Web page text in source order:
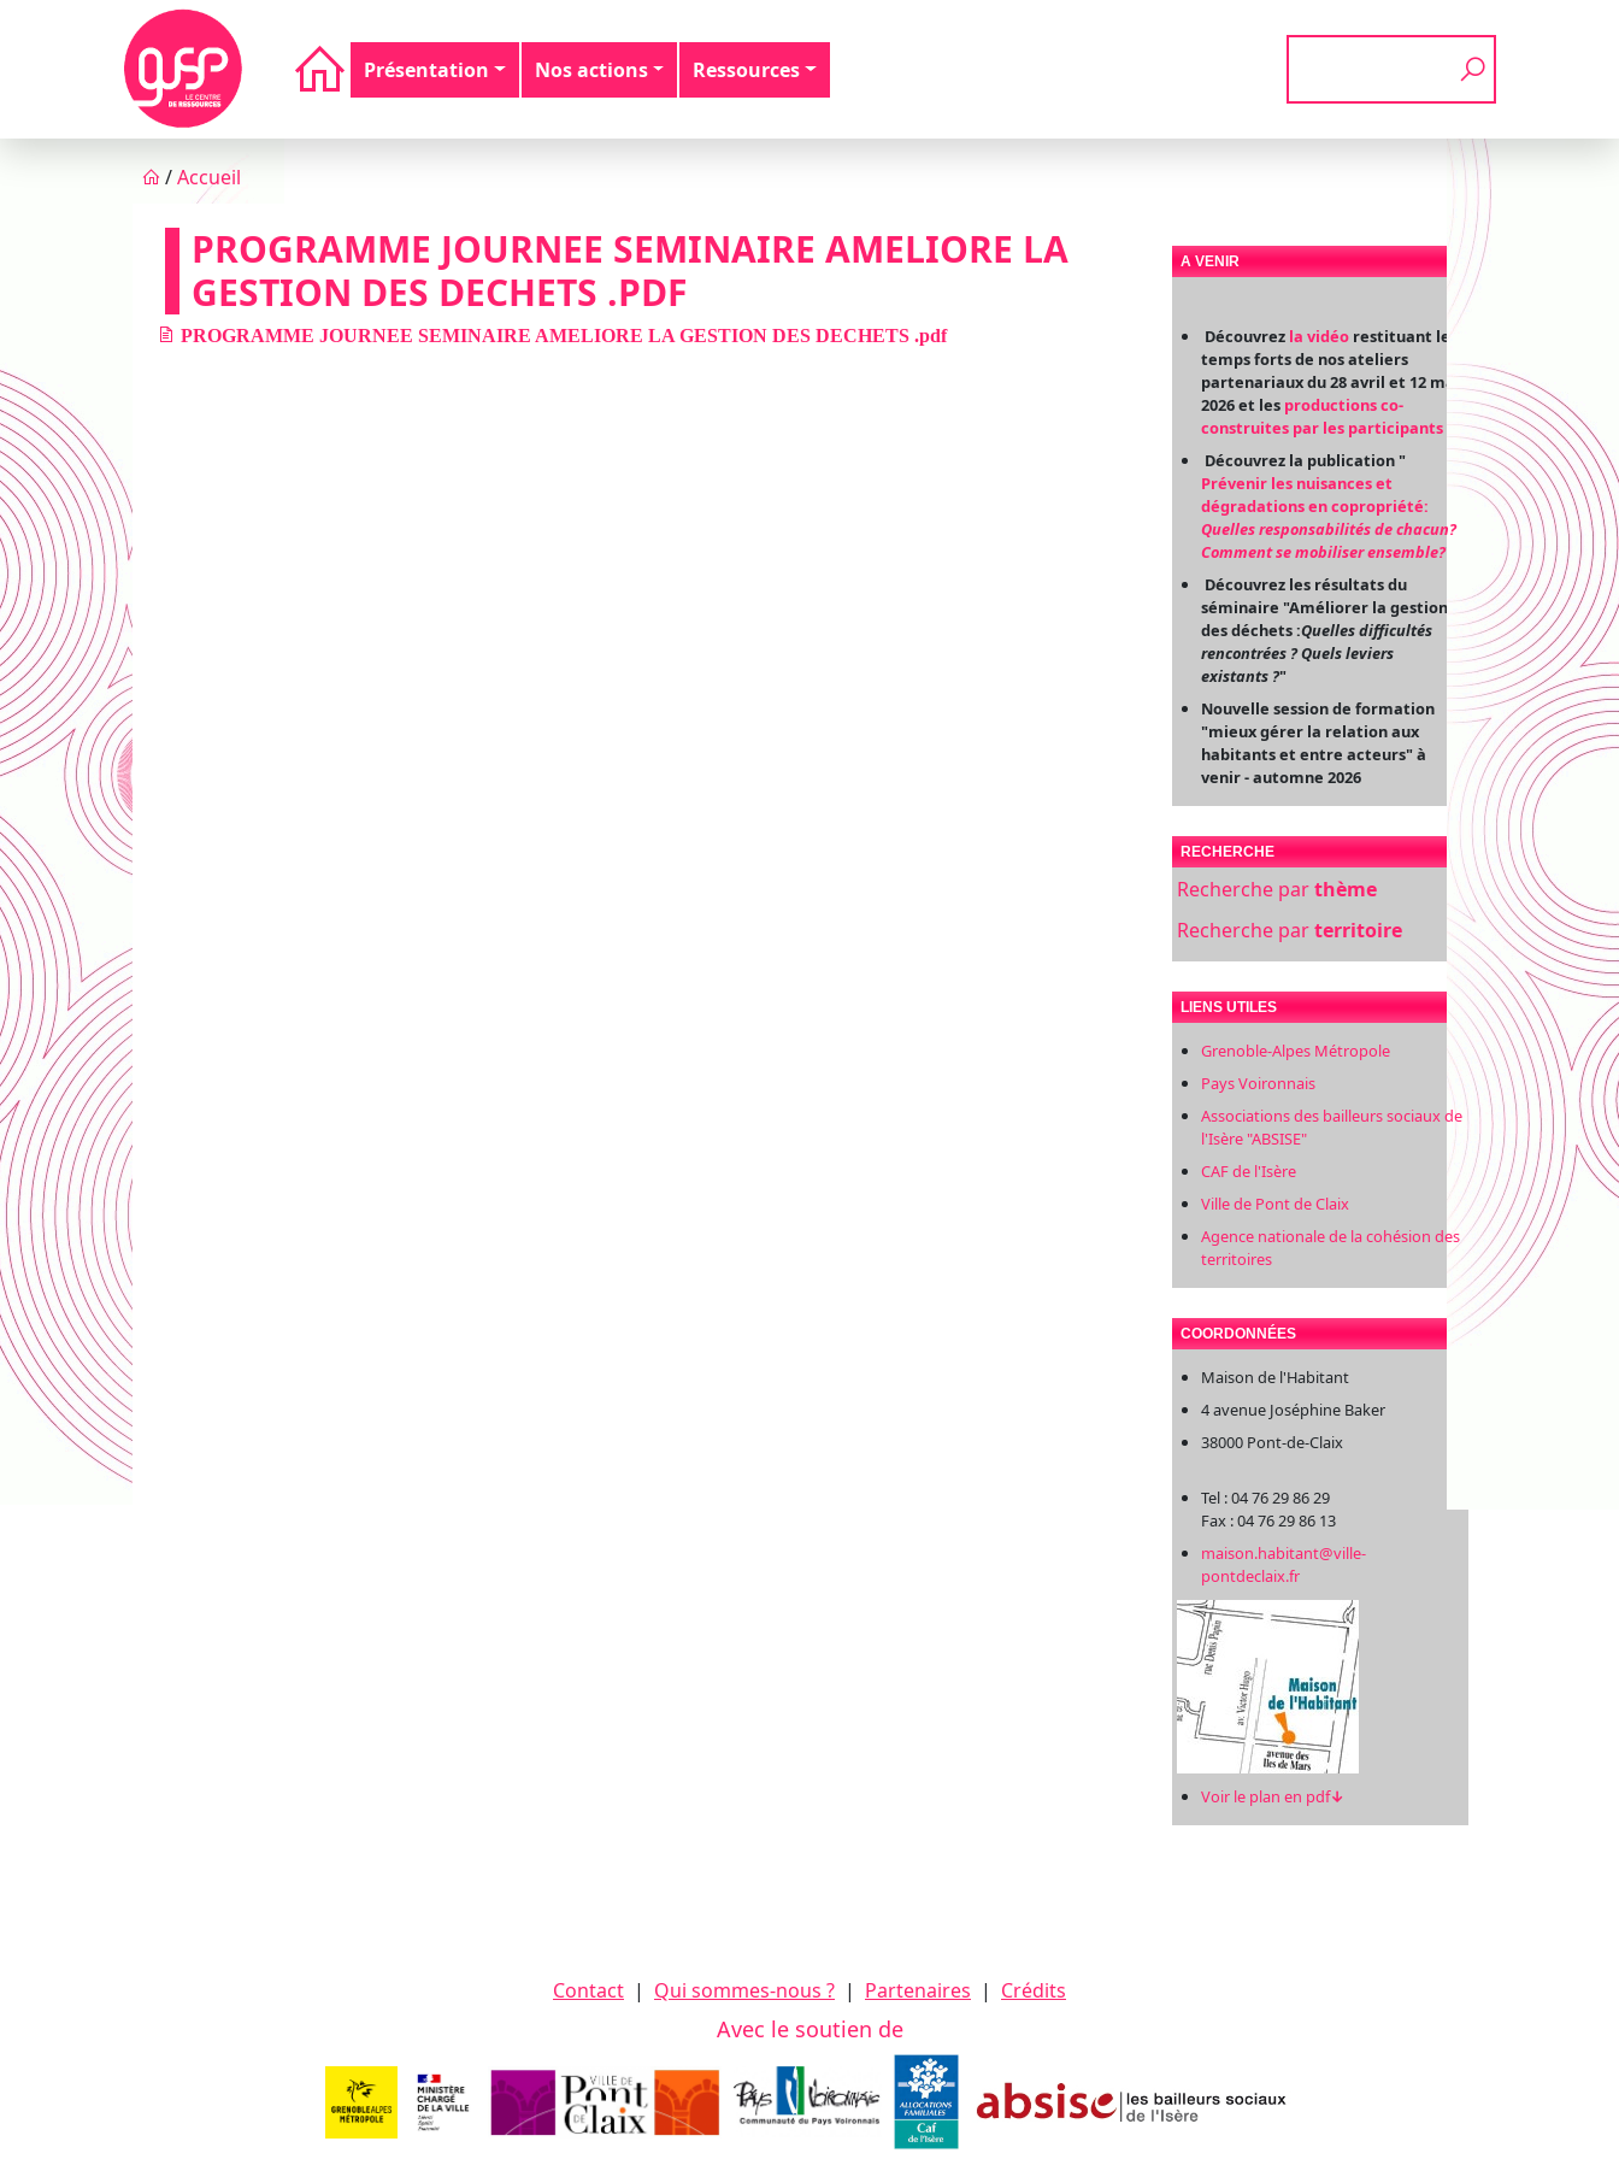
Aller au contenu principal
Navigation principale
Présentation Nos actions Ressources
Fil d'Ariane
/Accueil
PROGRAMME JOURNEE SEMINAIRE AMELIORE LA
GESTION DES DECHETS .PDF
PROGRAMME JOURNEE SEMINAIRE AMELIORE LA GESTION DES DECHETS .pdf
A VENIR
Découvrez la vidéo restituant les
temps forts de nos ateliers
partenariaux du 28 avril et 12 mai
2026 et les productions co-
construites par les participants
Découvrez la publication "
Prévenir les nuisances et
dégradations en copropriété:
Quelles responsabilités de chacun?
Comment se mobiliser ensemble?"
Découvrez les résultats du
séminaire "Améliorer la gestion
des déchets :Quelles difficultés
rencontrées ? Quels leviers
existants ?"
Nouvelle session de formation
"mieux gérer la relation aux
habitants et entre acteurs" à
venir - automne 2026
RECHERCHE
Recherche parthème
Recherche parterritoire
LIENS UTILES
Grenoble-Alpes Métropole
Pays Voironnais
Associations des bailleurs sociaux de
l'Isère "ABSISE"
CAF de l'Isère
Ville de Pont de Claix
Agence nationale de la cohésion des
territoires
COORDONNÉES
Maison de l'Habitant
4 avenue Joséphine Baker
38000 Pont-de-Claix
Tel : 04 76 29 86 29
Fax : 04 76 29 86 13
maison.habitant@ville-
pontdeclaix.fr
Voir le plan en pdf↓
Contact | Qui sommes-nous ? | Partenaires | Crédits
Avec le soutien de